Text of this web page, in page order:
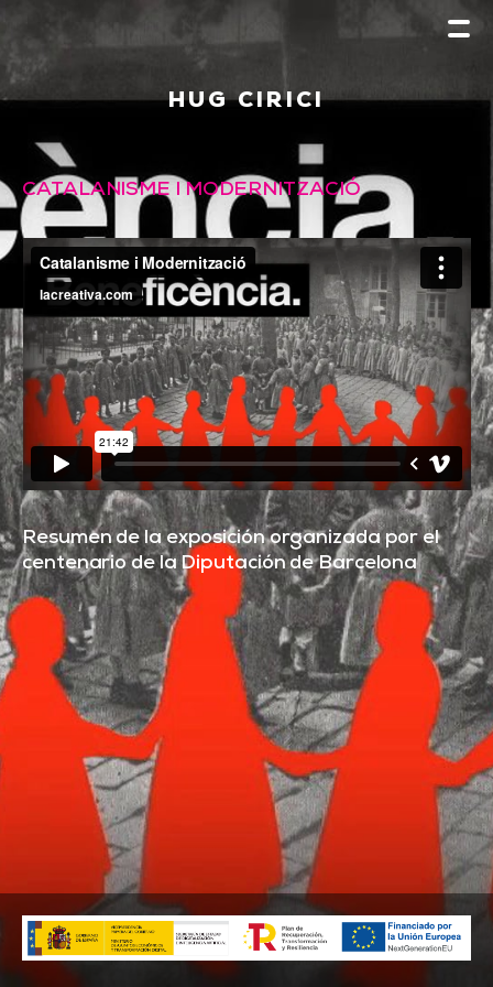
HUG CIRICI
CATALANISME I MODERNITZACIÓ
Resumen de la exposición organizada por el
centenario de la Diputación de Barcelona